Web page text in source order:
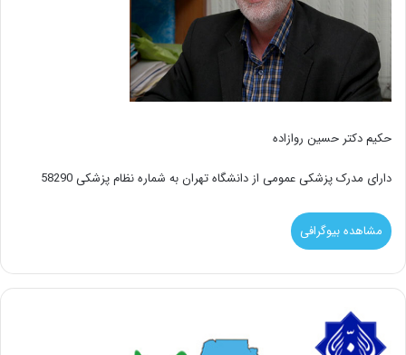
حکیم دکتر حسین روازاده
دارای مدرک پزشکی عمومی از دانشگاه تهران به شماره نظام پزشکی 58290
مشاهده بیوگرافی